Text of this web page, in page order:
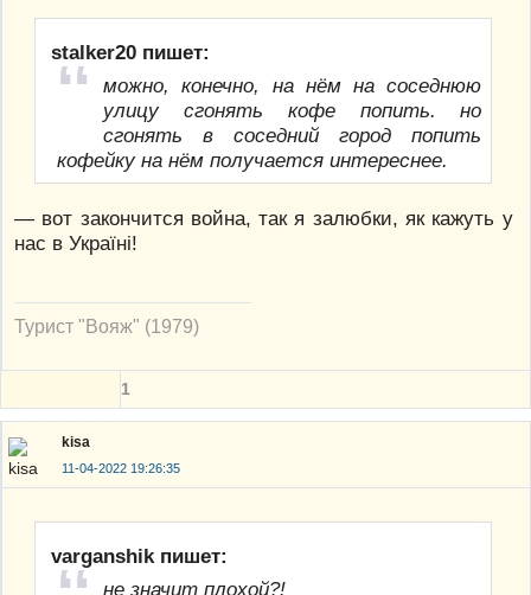
stalker20 пишет:
можно, конечно, на нём на соседнюю
улицу сгонять кофе попить. но
сгонять в соседний город попить
кофейку на нём получается интереснее.
— вот закончится война, так я залюбки, як кажуть у
нас в Українi!
Турист "Вояж" (1979)
1
kisa
11-04-2022 19:26:35
varganshik пишет:
не значит плохой?!